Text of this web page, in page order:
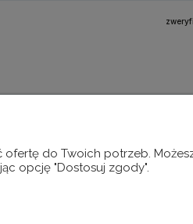
proces zbierania opinii, tak
zdobędziesz takie opinie, o
TrustMate.io
do Twoich potrzeb.
opcję "Dostosuj zgody".